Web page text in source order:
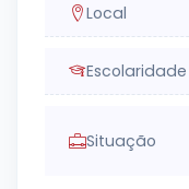
Local
Escolaridade
Situação